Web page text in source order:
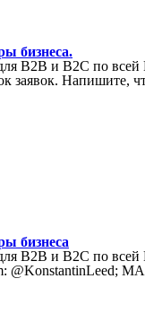
бизнеса.
B2B и B2C по
заявок. Напишите,
бизнеса
B2B и B2C по
@KonstantinLeed;